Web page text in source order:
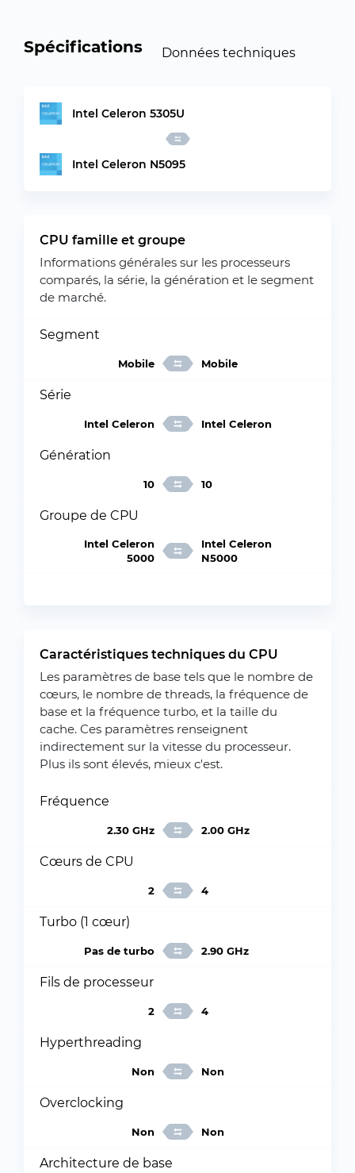
Spécifications Données techniques
Intel Celeron 5305U
Intel Celeron N5095
CPU famille et groupe
Informations générales sur les processeurs
comparés, la série, la génération et le segment
de marché.
Segment
Mobile Mobile
Série
Intel Celeron Intel Celeron
Génération
10 10
Groupe de CPU
Intel Celeron
5000
Intel Celeron
N5000
Caractéristiques techniques du CPU
Les paramètres de base tels que le nombre de
cœurs, le nombre de threads, la fréquence de
base et la fréquence turbo, et la taille du
cache. Ces paramètres renseignent
indirectement sur la vitesse du processeur.
Plus ils sont élevés, mieux c'est.
Fréquence
2.30 GHz 2.00 GHz
Cœurs de CPU
2 4
Turbo (1 cœur)
Pas de turbo 2.90 GHz
Fils de processeur
2 4
Hyperthreading
Non Non
Overclocking
Non Non
Architecture de base